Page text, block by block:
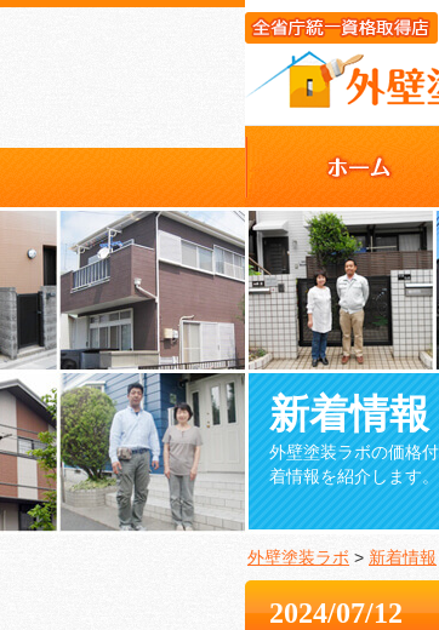
新着情報
外壁塗装ラボの価格
着情報を紹介します。
外壁塗装ラボ > 新着情報
2024/07/12